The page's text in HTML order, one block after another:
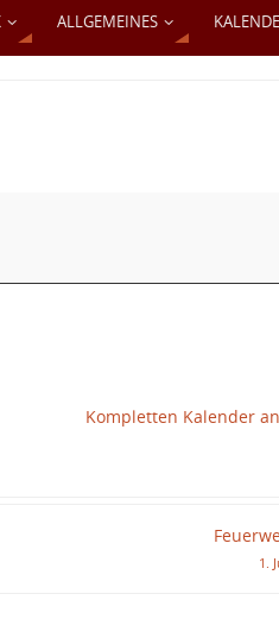
ALLGEMEINES
Kompletten Kalender
1.